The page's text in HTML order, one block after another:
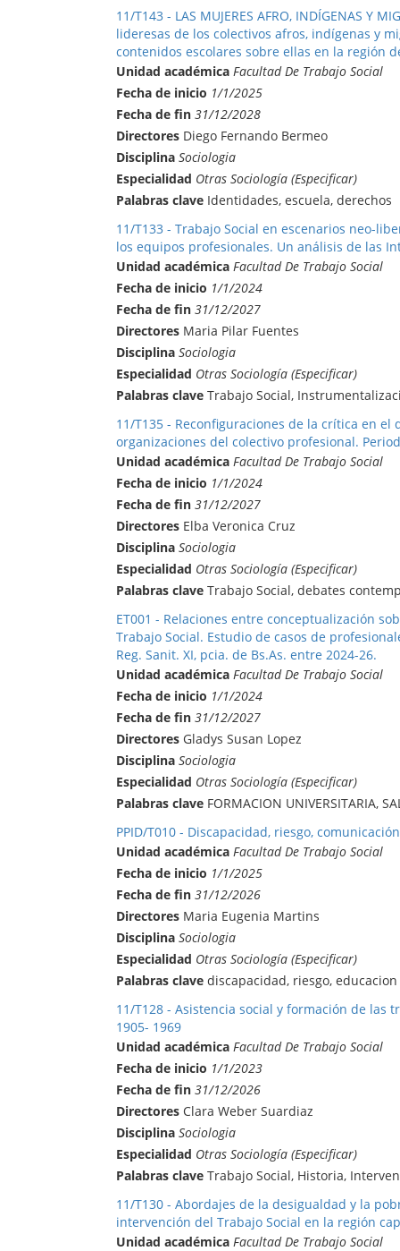
11/T143 - LAS MUJERES AFRO, INDÍGENAS Y
lideresas de los colectivos afros, indígenas y
contenidos escolares sobre ellas en la región
Unidad académica Facultad De Trabajo Social
Fecha de inicio 1/1/2025
Fecha de fin 31/12/2028
Directores Diego Fernando Bermeo
Disciplina Sociologia
Especialidad Otras Sociología (Especificar)
Palabras clave Identidades, escuela, derechos
11/T133 - Trabajo Social en escenarios neo-
los equipos profesionales. Un análisis de las
Unidad académica Facultad De Trabajo Social
Fecha de inicio 1/1/2024
Fecha de fin 31/12/2027
Directores Maria Pilar Fuentes
Disciplina Sociologia
Especialidad Otras Sociología (Especificar)
Palabras clave Trabajo Social,
11/T135 - Reconfiguraciones de la crítica en
organizaciones del colectivo profesional.
Unidad académica Facultad De Trabajo Social
Fecha de inicio 1/1/2024
Fecha de fin 31/12/2027
Directores Elba Veronica Cruz
Disciplina Sociologia
Especialidad Otras Sociología (Especificar)
Palabras clave Trabajo Social, debates
ET001 - Relaciones entre conceptualización
Trabajo Social. Estudio de casos de
Reg. Sanit. XI, pcia. de Bs.As. entre 2024-26.
Unidad académica Facultad De Trabajo Social
Fecha de inicio 1/1/2024
Fecha de fin 31/12/2027
Directores Gladys Susan Lopez
Disciplina Sociologia
Especialidad Otras Sociología (Especificar)
Palabras clave FORMACION UNIVERSITARIA,
PPID/T010 - Discapacidad, riesgo,
Unidad académica Facultad De Trabajo Social
Fecha de inicio 1/1/2025
Fecha de fin 31/12/2026
Directores Maria Eugenia Martins
Disciplina Sociologia
Especialidad Otras Sociología (Especificar)
Palabras clave discapacidad, riesgo, educacion
11/T128 - Asistencia social y formación de las
1905- 1969
Unidad académica Facultad De Trabajo Social
Fecha de inicio 1/1/2023
Fecha de fin 31/12/2026
Directores Clara Weber Suardiaz
Disciplina Sociologia
Especialidad Otras Sociología (Especificar)
Palabras clave Trabajo Social, Historia,
11/T130 - Abordajes de la desigualdad y la
intervención del Trabajo Social en la región
Unidad académica Facultad De Trabajo Social